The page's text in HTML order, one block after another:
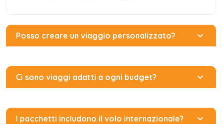
Posso creare un viaggio personalizzato?
Ci sono viaggi adatti a ogni budget?
I pacchetti includono il volo internazionale?